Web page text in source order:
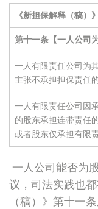
《新担保解释（稿）》
第十一条【一人公司
一人有限责任公司为
主张不承担担保责任
一人有限责任公司因
的股东承担连带责任
或者股东仅承担有限
一人公司能否为
议，司法实践也
（稿）》第十一